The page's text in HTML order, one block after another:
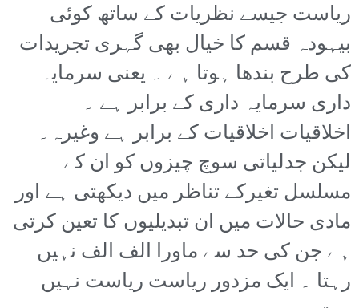
ریاست جیسے نظریات کے ساتھ کوئی
بیہودہ قسم کا خیال بھی گہری تجریدات
کی طرح بندھا ہوتا ہے ۔ یعنی سرمایہ
داری سرمایہ داری کے برابر ہے ۔
اخلاقیات اخلاقیات کے برابر ہے وغیرہ۔
لیکن جدلیاتی سوچ چیزوں کو ان کے
مسلسل تغیرکے تناظر میں دیکھتی ہے اور
مادی حالات میں ان تبدیلیوں کا تعین کرتی
ہے جن کی حد سے ماورا الف الف نہیں
رہتا ۔ ایک مزدور ریاست ریاست نہیں